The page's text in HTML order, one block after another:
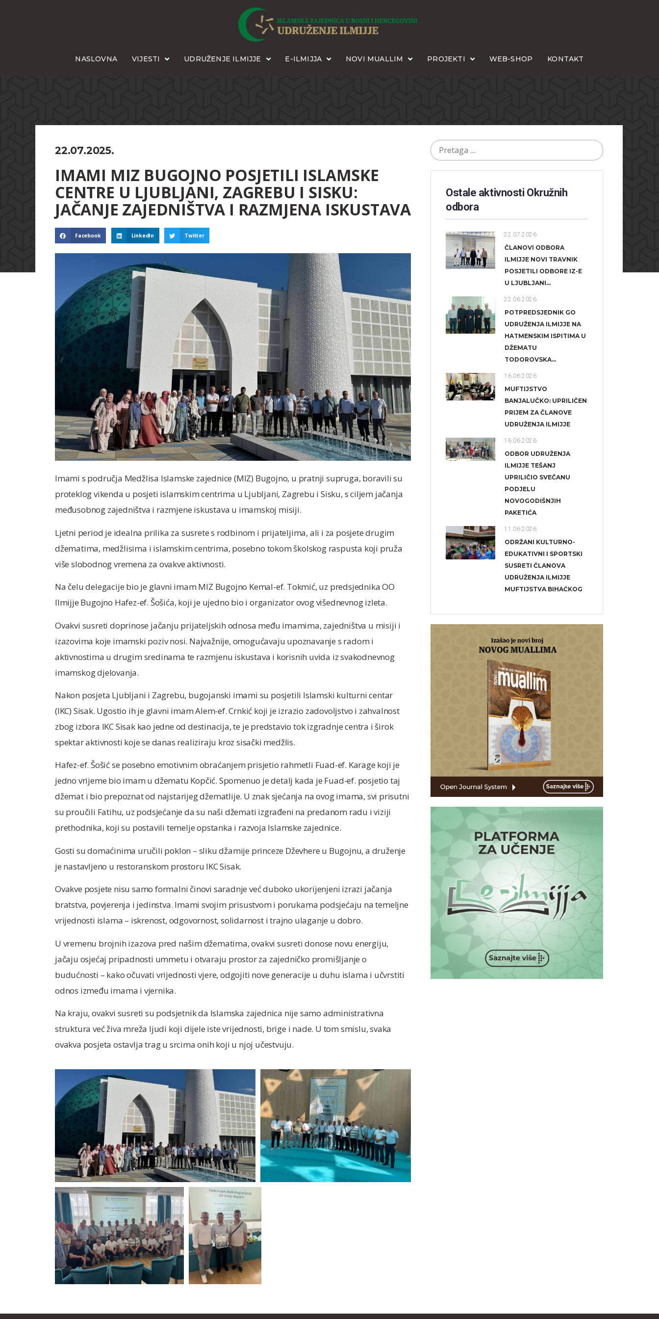
NASLOVNA VIJESTI UDRUŽENJE ILMIJJE E-ILMIJJA NOVI MUALLIM PROJEKTI WEB-SHOP KONTAKT
22.07.2025.
IMAMI MIZ BUGOJNO POSJETILI ISLAMSKE
CENTRE U LJUBLJANI, ZAGREBU I SISKU:
JAČANJE ZAJEDNIŠTVA I RAZMJENA ISKUSTAVA
Facebook LinkedIn Twitter
Imami s područja Medžlisa Islamske zajednice (MIZ) Bugojno, u pratnji supruga, boravili su
proteklog vikenda u posjeti islamskim centrima u Ljubljani, Zagrebu i Sisku, s ciljem jačanja
međusobnog zajedništva i razmjene iskustava u imamskoj misiji.
Ljetni period je idealna prilika za susrete s rodbinom i prijateljima, ali i za posjete drugim
džematima, medžlisima i islamskim centrima, posebno tokom školskog raspusta koji pruža
više slobodnog vremena za ovakve aktivnosti.
Na čelu delegacije bio je glavni imam MIZ Bugojno Kemal-ef. Tokmić, uz predsjednika OO
Ilmijje Bugojno Hafez-ef. Šošića, koji je ujedno bio i organizator ovog višednevnog izleta.
Ovakvi susreti doprinose jačanju prijateljskih odnosa među imamima, zajedništva u misiji i
izazovima koje imamski poziv nosi. Najvažnije, omogućavaju upoznavanje s radom i
aktivnostima u drugim sredinama te razmjenu iskustava i korisnih uvida iz svakodnevnog
imamskog djelovanja.
Nakon posjeta Ljubljani i Zagrebu, bugojanski imami su posjetili Islamski kulturni centar
(IKC) Sisak. Ugostio ih je glavni imam Alem-ef. Crnkić koji je izrazio zadovoljstvo i zahvalnost
zbog izbora IKC Sisak kao jedne od destinacija, te je predstavio tok izgradnje centra i širok
spektar aktivnosti koje se danas realiziraju kroz sisački medžlis.
Hafez-ef. Šošić se posebno emotivnim obraćanjem prisjetio rahmetli Fuad-ef. Karage koji je
jedno vrijeme bio imam u džematu Kopčić. Spomenuo je detalj kada je Fuad-ef. posjetio taj
džemat i bio prepoznat od najstarijeg džematlije. U znak sjećanja na ovog imama, svi prisutni
su proučili Fatihu, uz podsjećanje da su naši džemati izgrađeni na predanom radu i viziji
prethodnika, koji su postavili temelje opstanka i razvoja Islamske zajednice.
Gosti su domaćinima uručili poklon – sliku džamije princeze Dževhere u Bugojnu, a druženje
je nastavljeno u restoranskom prostoru IKC Sisak.
Ovakve posjete nisu samo formalni činovi saradnje već duboko ukorijenjeni izrazi jačanja
bratstva, povjerenja i jedinstva. Imami svojim prisustvom i porukama podsjećaju na temeljne
vrijednosti islama – iskrenost, odgovornost, solidarnost i trajno ulaganje u dobro.
U vremenu brojnih izazova pred našim džematima, ovakvi susreti donose novu energiju,
jačaju osjećaj pripadnosti ummetu i otvaraju prostor za zajedničko promišljanje o
budućnosti – kako očuvati vrijednosti vjere, odgojiti nove generacije u duhu islama i učvrstiti
odnos između imama i vjernika.
Na kraju, ovakvi susreti su podsjetnik da Islamska zajednica nije samo administrativna
struktura već živa mreža ljudi koji dijele iste vrijednosti, brige i nade. U tom smislu, svaka
ovakva posjeta ostavlja trag u srcima onih koji u njoj učestvuju.
Ostale aktivnosti Okružnih
odbora​
22.07.2026.
ČLANOVI ODBORA
ILMIJJE NOVI TRAVNIK
POSJETILI ODBORE IZ-E
U LJUBLJANI...
22.06.2026.
POTPREDSJEDNIK GO
UDRUŽENJA ILMIJJE NA
HATMENSKIM ISPITIMA U
DŽEMATU
TODOROVSKA...
16.06.2026.
MUFTIJSTVO
BANJALUČKO: UPRILIČEN
PRIJEM ZA ČLANOVE
UDRUŽENJA ILMIJJE
16.06.2026.
ODBOR UDRUŽENJA
ILMIJJE TEŠANJ
UPRILIČIO SVEČANU
PODJELU
NOVOGODIŠNJIH
PAKETIĆA
11.06.2026.
ODRŽANI KULTURNO-
EDUKATIVNI I SPORTSKI
SUSRETI ČLANOVA
UDRUŽENJA ILMIJJE
MUFTIJSTVA BIHAĆKOG